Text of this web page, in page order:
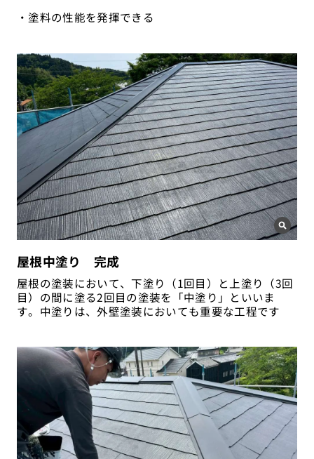
・塗料の性能を発揮できる
屋根中塗り 完成
屋根の塗装において、下塗り（1回目）と上塗り（3回
目）の間に塗る2回目の塗装を「中塗り」といいま
す。中塗りは、外壁塗装においても重要な工程です